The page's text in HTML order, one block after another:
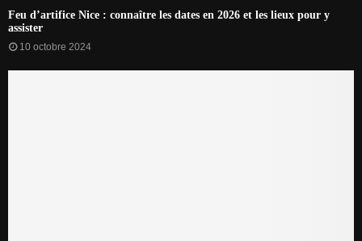
Feu d’artifice Nice : connaître les dates en 2026 et les lieux pour y
assister
10 octobre 2024